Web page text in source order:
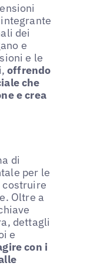
dei
e
e le
offrendo
che
e crea
di
per le
costruire
Oltre a
dettagli
e
con i